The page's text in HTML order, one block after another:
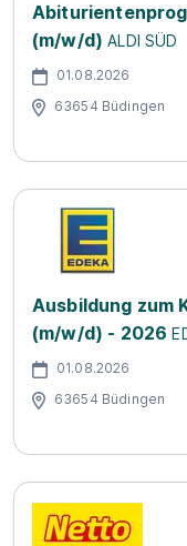
(m/w/d) ALDI SÜD
01.08.2026
63654 Büdingen
Ausbildung zum
(m/w/d) - 2026
01.08.2026
63654 Büdingen